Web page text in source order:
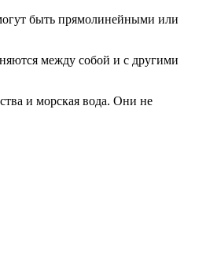
быть прямолинейными или
между собой и с другими
и морская вода. Они не